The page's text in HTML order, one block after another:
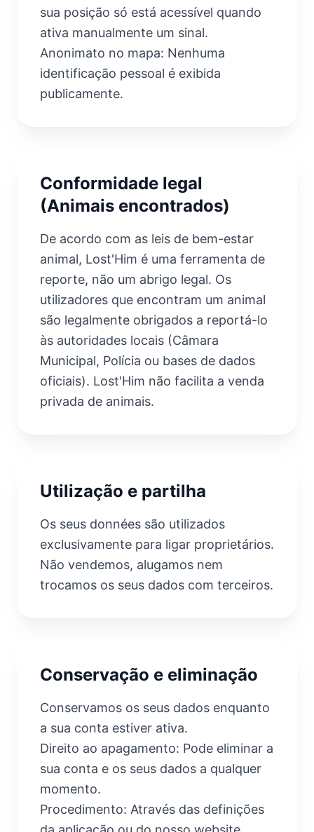
sua posição só está acessível quando
ativa manualmente um sinal.
Anonimato no mapa: Nenhuma
identificação pessoal é exibida
publicamente.
Conformidade legal
(Animais encontrados)
De acordo com as leis de bem-estar
animal, Lost'Him é uma ferramenta de
reporte, não um abrigo legal. Os
utilizadores que encontram um animal
são legalmente obrigados a reportá-lo
às autoridades locais (Câmara
Municipal, Polícia ou bases de dados
oficiais). Lost'Him não facilita a venda
privada de animais.
Utilização e partilha
Os seus données são utilizados
exclusivamente para ligar proprietários.
Não vendemos, alugamos nem
trocamos os seus dados com terceiros.
Conservação e eliminação
Conservamos os seus dados enquanto
a sua conta estiver ativa.
Direito ao apagamento: Pode eliminar a
sua conta e os seus dados a qualquer
momento.
Procedimento: Através das definições